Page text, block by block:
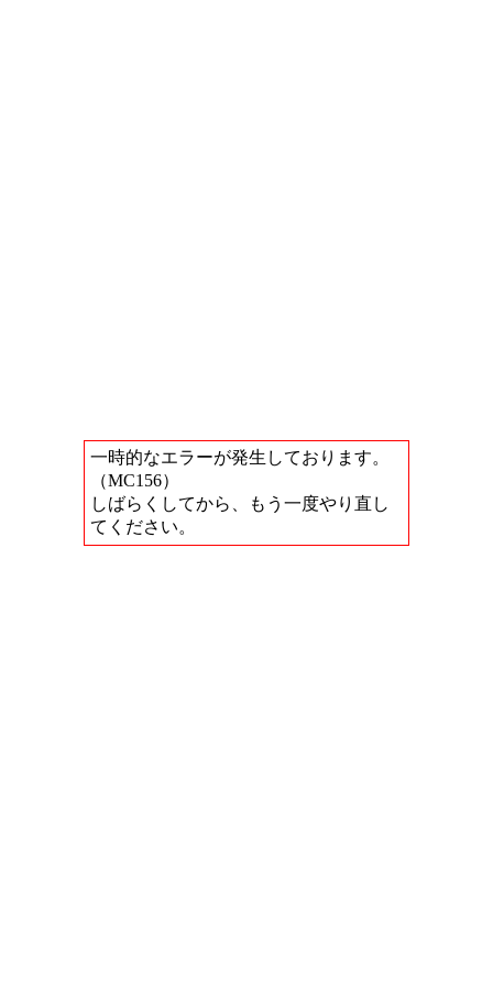
一時的なエラーが発生しております。
（MC156）
しばらくしてから、もう一度やり直し
てください。